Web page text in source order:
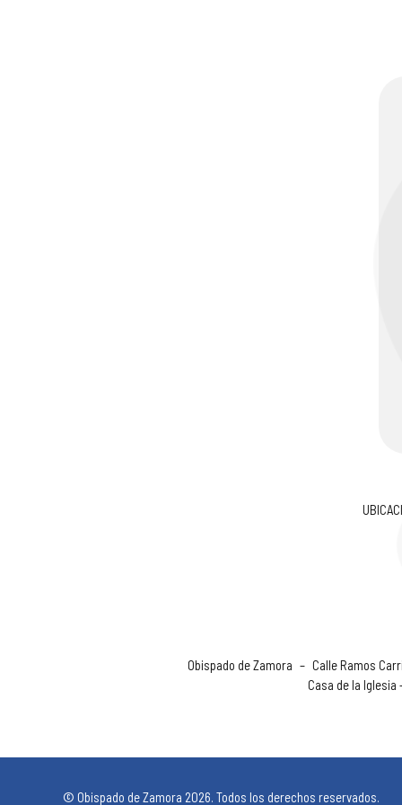
Obispado de Zamora – Calle Ramos
Casa de la Iglesia
© Obispado de Zamora 2026. Todos los derechos reservados.